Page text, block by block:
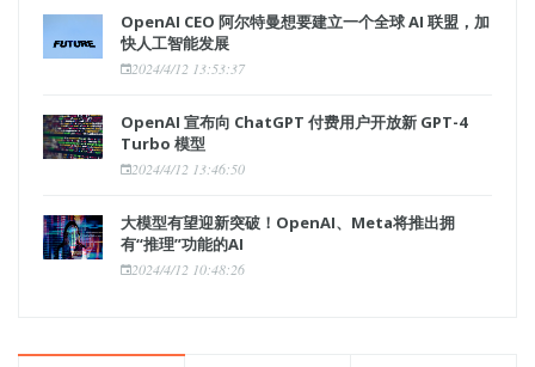
OpenAI CEO 阿尔特曼想要建立一个全球 AI 联盟，加
快人工智能发展
2024/4/12 13:53:37
OpenAI 宣布向 ChatGPT 付费用户开放新 GPT-4
Turbo 模型
2024/4/12 13:46:50
大模型有望迎新突破！OpenAI、Meta将推出拥
有“推理”功能的AI
2024/4/12 10:48:26